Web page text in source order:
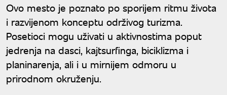
Ovo mesto je poznato po sporijem ritmu života
i razvijenom konceptu održivog turizma.
Posetioci mogu uživati u aktivnostima poput
jedrenja na dasci, kajtsurfinga, biciklizma i
planinarenja, ali i u mirnijem odmoru u
prirodnom okruženju.